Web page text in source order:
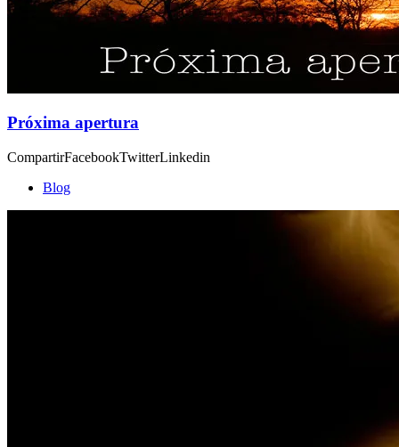
Próxima apertura
CompartirFacebookTwitterLinkedin
Blog